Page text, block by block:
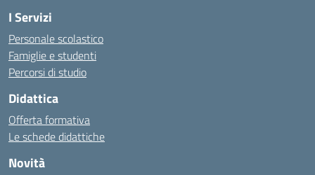
I Servizi
Personale scolastico
Famiglie e studenti
Percorsi di studio
Didattica
Offerta formativa
Le schede didattiche
Novità